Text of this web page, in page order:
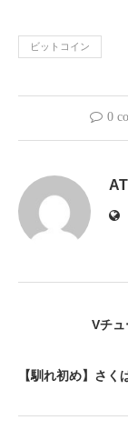
ビットコイン
0
Vチュ
【馴れ初め】さ